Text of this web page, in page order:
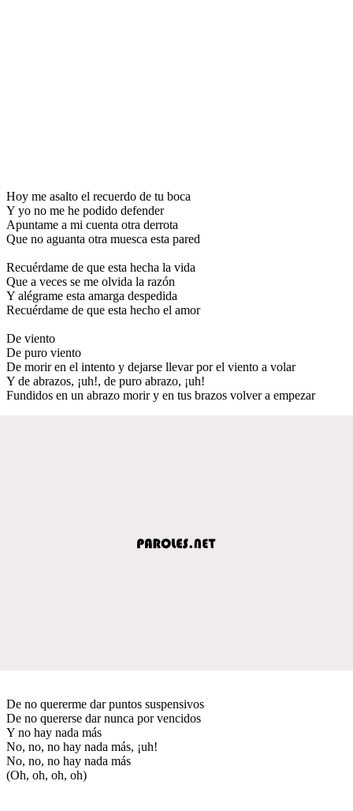
Hoy me asalto el recuerdo de tu boca
Y yo no me he podido defender
Apuntame a mi cuenta otra derrota
Que no aguanta otra muesca esta pared
Recuérdame de que esta hecha la vida
Que a veces se me olvida la razón
Y alégrame esta amarga despedida
Recuérdame de que esta hecho el amor
De viento
De puro viento
De morir en el intento y dejarse llevar por el viento a volar
Y de abrazos, ¡uh!, de puro abrazo, ¡uh!
Fundidos en un abrazo morir y en tus brazos volver a empezar
De no quererme dar puntos suspensivos
De no quererse dar nunca por vencidos
Y no hay nada más
No, no, no hay nada más, ¡uh!
No, no, no hay nada más
(Oh, oh, oh, oh)